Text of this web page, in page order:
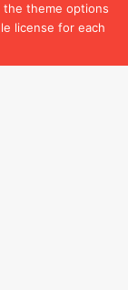
the theme options
license for each